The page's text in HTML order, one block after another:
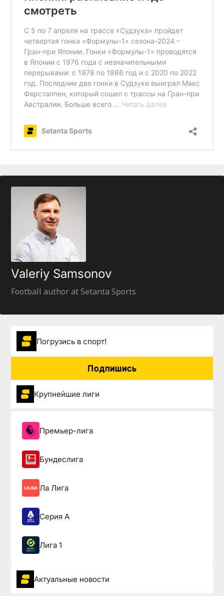
Valeriy Samsonov
Football author at Setanta Sports
Погрузиcь в спорт!
Подпишись
Крупнейшие лиги
Премьер-лига
Бундеслига
Ла Лига
Серия А
Лига 1
Актуальные новости